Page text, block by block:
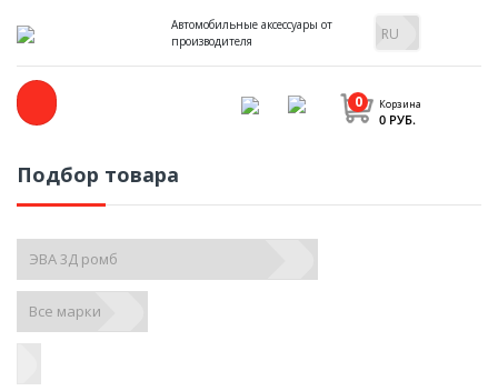
Автомобильные аксессуары от
производителя
Корзина
0
0 РУБ.
Подбор товара